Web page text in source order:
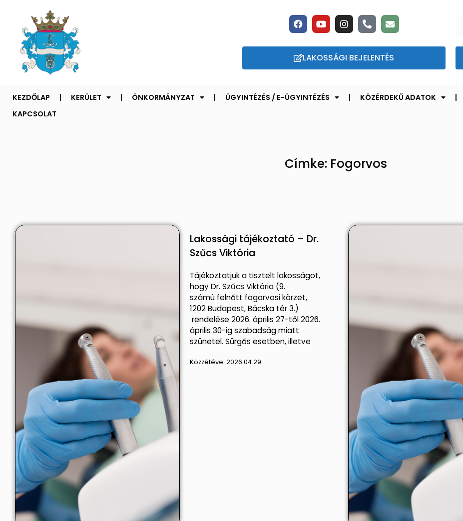
LAKOSSÁGI BEJELENTÉS
KEZDŐLAP KERÜLET ÖNKORMÁNYZAT ÜGYINTÉZÉS / E-ÜGYINTÉZÉS KÖZÉRDEKŰ ADATOK
KAPCSOLAT
Címke: Fogorvos
Lakossági tájékoztató – Dr.
Szűcs Viktória
Tájékoztatjuk a tisztelt lakosságot,
hogy Dr. Szűcs Viktória (9.
számú felnőtt fogorvosi körzet,
1202 Budapest, Bácska tér 3.)
rendelése 2026. április 27-től 2026.
április 30-ig szabadság miatt
szünetel. Sürgős esetben, illetve
Közzétéve:2026.04.29.